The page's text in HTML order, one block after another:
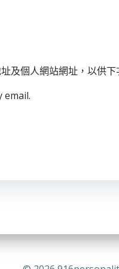
及個人網站網址，以供下
email.